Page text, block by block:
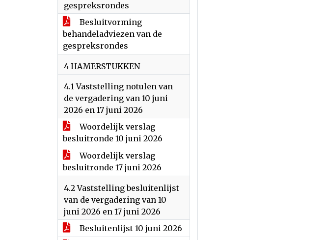
gespreksrondes
Besluitvorming
behandeladviezen van de
gespreksrondes
4 HAMERSTUKKEN
4.1 Vaststelling notulen van
de vergadering van 10 juni
2026 en 17 juni 2026
Woordelijk verslag
besluitronde 10 juni 2026
Woordelijk verslag
besluitronde 17 juni 2026
4.2 Vaststelling besluitenlijst
van de vergadering van 10
juni 2026 en 17 juni 2026
Besluitenlijst 10 juni 2026